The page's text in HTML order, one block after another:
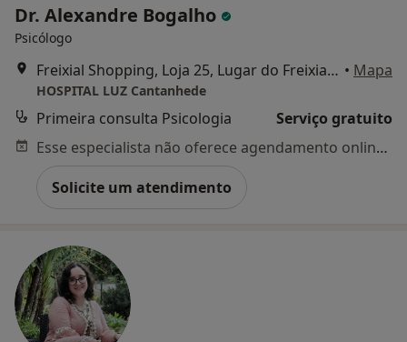
Dr. Alexandre Bogalho
Psicólogo
Freixial Shopping, Loja 25, Lugar do Freixial Cantanhede, Cantanhede • Mapa
HOSPITAL LUZ Cantanhede
Primeira consulta Psicologia
Serviço gratuito
Esse especialista não oferece agendamento online para esse endereço.
Solicite um atendimento